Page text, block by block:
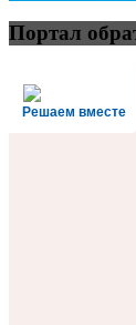
Портал
Решаем вместе